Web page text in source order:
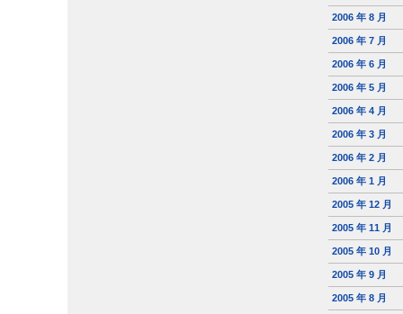
2006 年 8 月
2006 年 7 月
2006 年 6 月
2006 年 5 月
2006 年 4 月
2006 年 3 月
2006 年 2 月
2006 年 1 月
2005 年 12 月
2005 年 11 月
2005 年 10 月
2005 年 9 月
2005 年 8 月